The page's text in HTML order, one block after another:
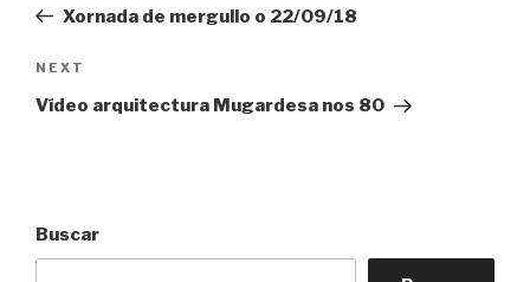
entradas
PostXornada de mergullo o 22/09/18
Next
Post
NEXT
Vídeo arquitectura Mugardesa nos 80
Buscar